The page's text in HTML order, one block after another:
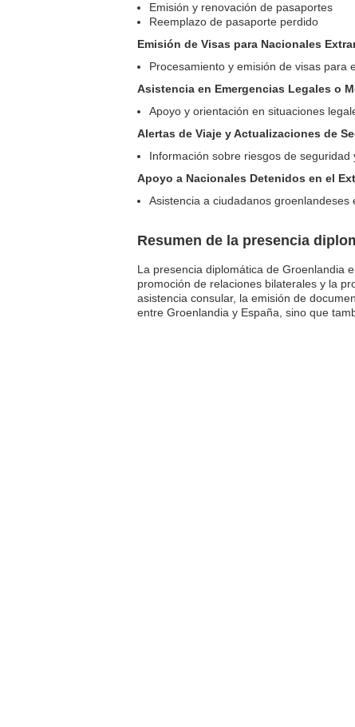
Emisión y renovación de pasaportes
Reemplazo de pasaporte perdido
Emisión de Visas para Nacionales
Procesamiento y emisión de visas para
Asistencia en Emergencias Legales o
Apoyo y orientación en situaciones
Alertas de Viaje y Actualizaciones de
Información sobre riesgos de
Apoyo a Nacionales Detenidos en el
Asistencia a ciudadanos
Resumen de la presencia
La presencia diplomática de Groenlandia
promoción de relaciones bilaterales y la
asistencia consular, la emisión de
entre Groenlandia y España, sino que